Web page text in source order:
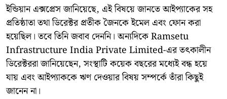
ইন্ডিয়ান এক্সপ্রেস জানিয়েছে, এই বিষয়ে জানতে আইপ্যাকের সহ
প্রতিষ্ঠাতা তথা ডিরেক্টর প্রতীক জৈনকে ইমেল এবং ফোন করা
হয়েছিল। তবে তিনি জবাব দেননি। অন্যদিকে Ramsetu
Infrastructure India Private Limited-এর তৎকালীন
ডিরেক্টররা জানিয়েছেন, সংস্থাটি কয়েক বছরের মধ্যেই বন্ধ হয়ে
যায় এবং আইপ্যাককে ঋণ দেওয়ার বিষয় সম্পর্কে তাঁরা কিছুই
জানেন না।